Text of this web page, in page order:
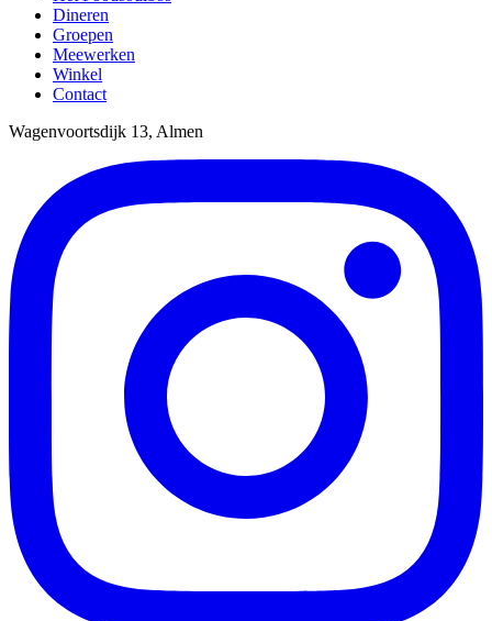
Dineren
Groepen
Meewerken
Winkel
Contact
Wagenvoortsdijk 13, Almen